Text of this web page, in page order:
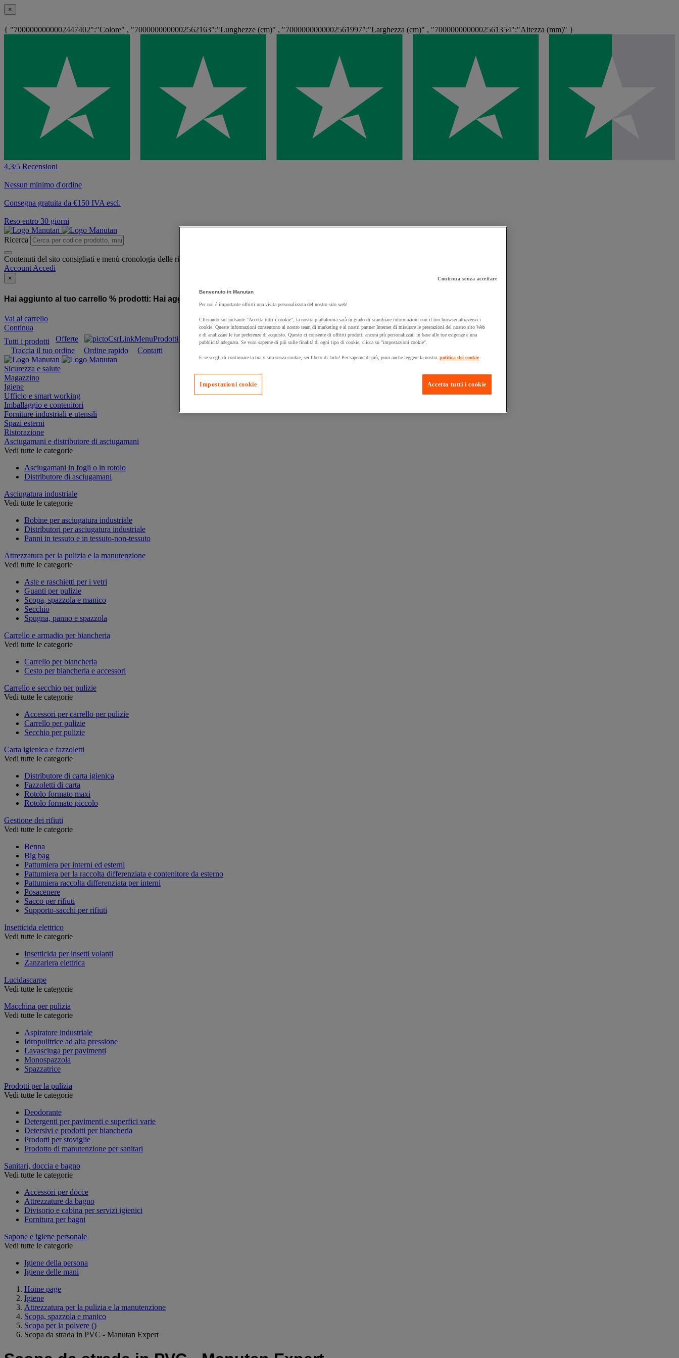
×
{ "7000000000002447402":"Colore" , "7000000000002562163":"Lunghezze (cm)" , "7000000000002561997":"Larghezza (cm)" , "7000000000002561354":"Altezza (mm)" }
4,3/5 Recensioni
Nessun minimo d'ordine
Consegna gratuita da €150 IVA escl.
Reso entro 30 giorni
Ricerca
Contenuti del sito consigliati e menù cronologia delle ricerche
Account Accedi
×
Hai aggiunto al tuo carrello % prodotti: Hai aggiunto al tuo carrello un prodotto:
Vai al carrello
Continua
Tutti i prodotti
Offerte Prodotti sostenibili Manutan Expert
Prodotti in pronta consegna
Traccia il tuo ordine
Ordine rapido Contatti
Sicurezza e salute
Magazzino
Igiene
Ufficio e smart working
Imballaggio e contenitori
Forniture industriali e utensili
Spazi esterni
Ristorazione
Asciugamani e distributore di asciugamani
Vedi tutte le categorie
Asciugamani in fogli o in rotolo
Distributore di asciugamani
Asciugatura industriale
Vedi tutte le categorie
Bobine per asciugatura industriale
Distributori per asciugatura industriale
Panni in tessuto e in tessuto-non-tessuto
Attrezzatura per la pulizia e la manutenzione
Vedi tutte le categorie
Aste e raschietti per i vetri
Guanti per pulizie
Scopa, spazzola e manico
Secchio
Spugna, panno e spazzola
Carrello e armadio per biancheria
Vedi tutte le categorie
Carrello per biancheria
Cesto per biancheria e accessori
Carrello e secchio per pulizie
Vedi tutte le categorie
Accessori per carrello per pulizie
Carrello per pulizie
Secchio per pulizie
Carta igienica e fazzoletti
Vedi tutte le categorie
Distributore di carta igienica
Fazzoletti di carta
Rotolo formato maxi
Rotolo formato piccolo
Gestione dei rifiuti
Vedi tutte le categorie
Benna
Big bag
Pattumiera per interni ed esterni
Pattumiera per la raccolta differenziata e contenitore da esterno
Pattumiera raccolta differenziata per interni
Posacenere
Sacco per rifiuti
Supporto-sacchi per rifiuti
Insetticida elettrico
Vedi tutte le categorie
Insetticida per insetti volanti
Zanzariera elettrica
Lucidascarpe
Vedi tutte le categorie
Macchina per pulizia
Vedi tutte le categorie
Aspiratore industriale
Idropulitrice ad alta pressione
Lavasciuga per pavimenti
Monospazzola
Spazzatrice
Prodotti per la pulizia
Vedi tutte le categorie
Deodorante
Detergenti per pavimenti e superfici varie
Detersivi e prodotti per biancheria
Prodotti per stoviglie
Prodotto di manutenzione per sanitari
Sanitari, doccia e bagno
Vedi tutte le categorie
Accessori per docce
Attrezzature da bagno
Divisorio e cabina per servizi igienici
Fornitura per bagni
Sapone e igiene personale
Vedi tutte le categorie
Igiene della persona
Igiene delle mani
Home page
Igiene
Attrezzatura per la pulizia e la manutenzione
Scopa, spazzola e manico
Scopa per la polvere ()
Scopa da strada in PVC - Manutan Expert
Continua senza accettare
Benvenuto in Manutan
Per noi è importante offrirti una visita personalizzata del nostro sito web!
Cliccando sul pulsante "Accetta tutti i cookie", la nostra piattaforma sarà in grado di scambiare informazioni con il tuo browser attraverso i
cookie. Queste informazioni consentono al nostro team di marketing e ai nostri partner Internet di misurare le prestazioni del nostro sito Web
e di analizzare le tue preferenze di acquisto. Questo ci consente di offrirti prodotti ancora più personalizzati in base alle tue esigenze e una
pubblicità adeguata. Se vuoi saperne di più sulle finalità di ogni tipo di cookie, clicca su "impostazioni cookie".
E se scegli di continuare la tua visita senza cookie, sei libero di farlo! Per saperne di più, puoi anche leggere la nostra politica dei cookie
Accetta tutti i cookie
Impostazioni cookie